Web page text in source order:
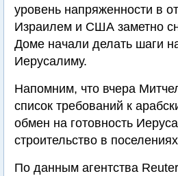
уровень напряженности в
Израилем и США заметно
Доме начали делать шаги
Иерусалиму.
Напомним, что вчера
список требований к
обмен на готовность
строительство в
По данным агентства